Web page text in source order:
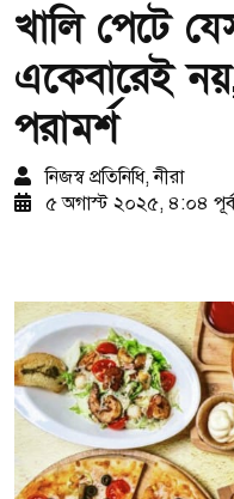
খালি পেটে
একেবারেই
পরামর্শ
নিজস্ব প্রতিনিধি, নীরা
৫ অগাস্ট ২০২৫, ৪:০৪